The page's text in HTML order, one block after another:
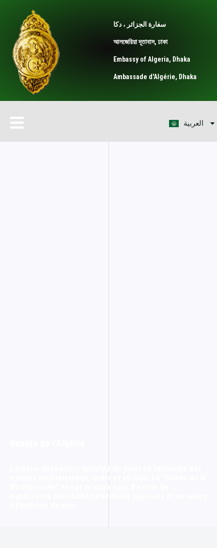
content
سفارة الجزائر ، دكا
আলজেরিয়া দূতাবাস, ঢাকা
Embassy of Algeria, Dhaka
Ambassade d'Algérie, Dhaka
Menu
العربية
English
L'Algérie est parfois qualifiée de point de rencontre des
mondes méditerranéen, arabe et africain. Le "Balcon de la
Méditerranée" en est un autre nom. Il existe de